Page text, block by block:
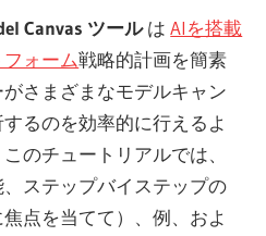
Canvas ツールはAIを搭載
フォーム戦略的計画を簡素
さまざまなモデルキャン
るのを効率的に行えるよ
のチュートリアルでは、
ステップバイステップの
点を当てて）、例、およ